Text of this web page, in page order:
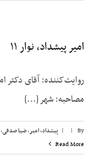
امیر پیشداد، نوار ۱۱
مصاحبه: شهر [...]
By
|
| پیشداد، امیر,ضیا صدقی,
Read More